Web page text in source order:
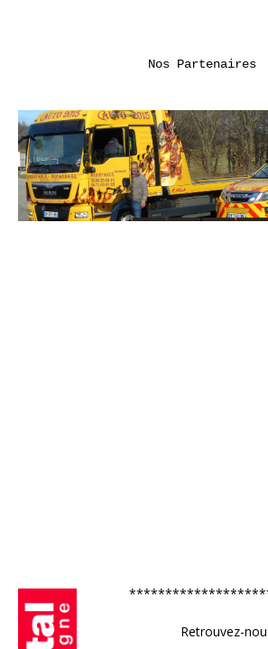
Nos Partenaires
Retrouvez-